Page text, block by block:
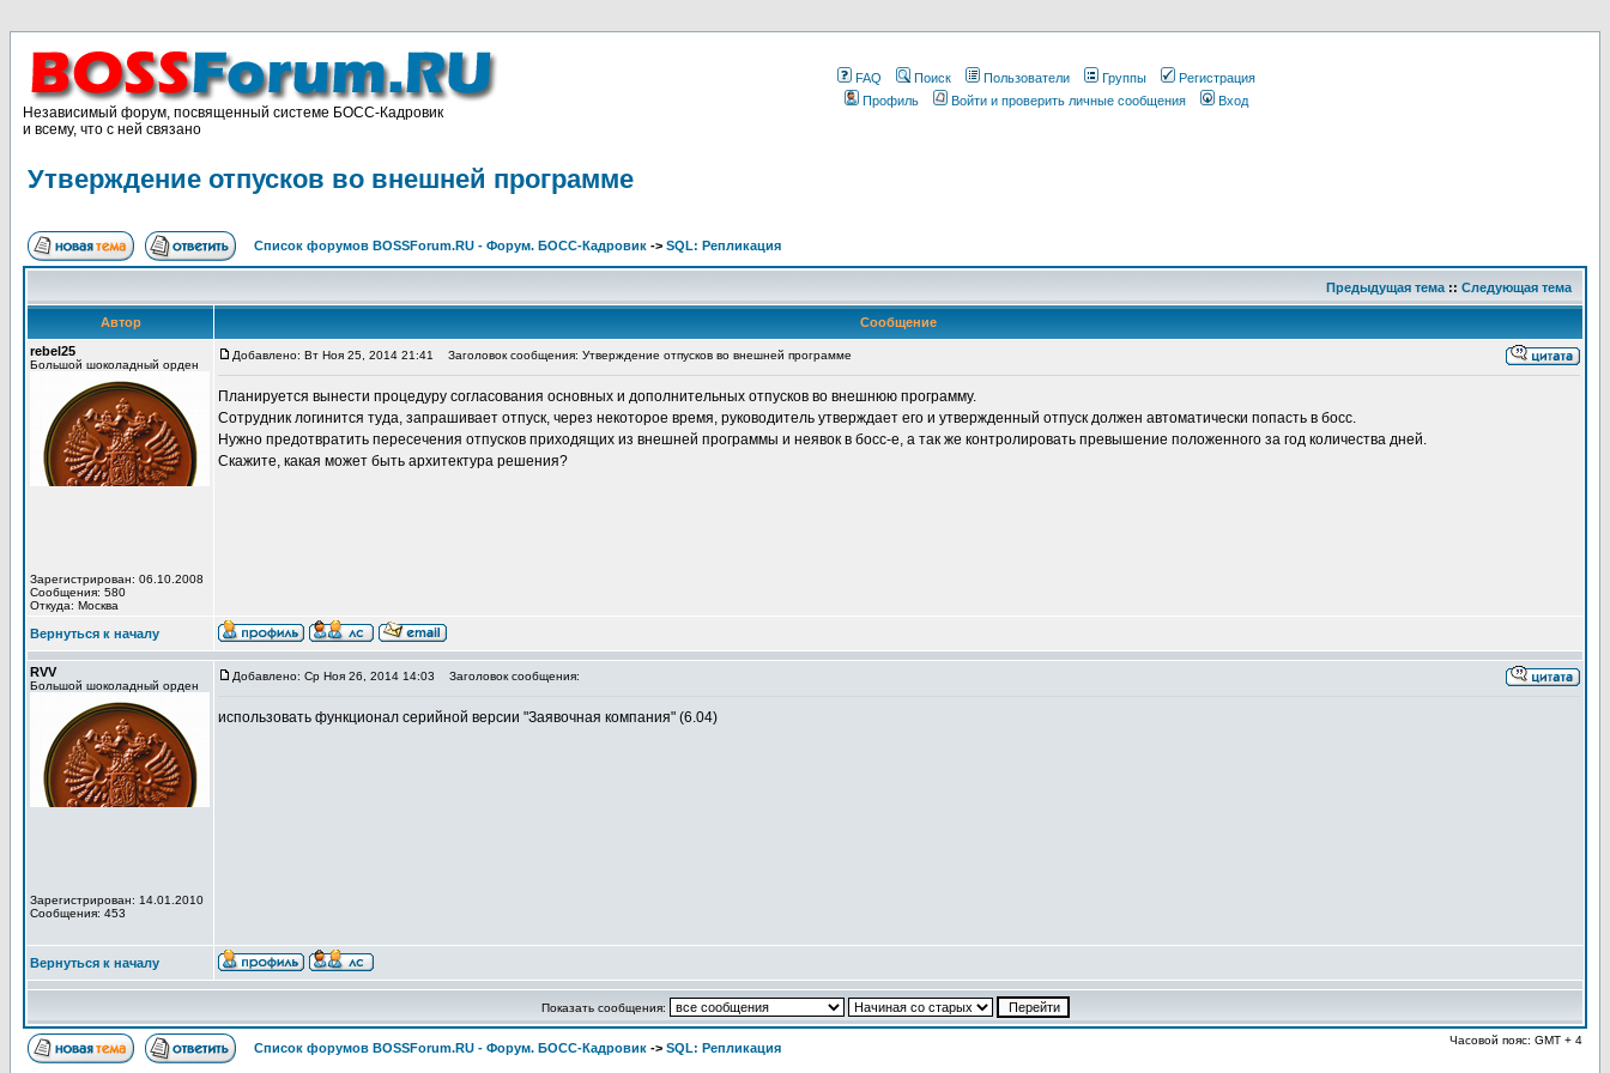
Независимый форум, посвященный системе БОСС-Кадровик
и всему, что с ней связано
FAQ Поиск Пользователи Группы
Регистрация
Профиль
Войти и проверить личные сообщения Вход
Утверждение отпусков во внешней программе
Список форумов BOSSForum.RU - Форум. БОСС-Кадровик -> SQL: Репликация
Предыдущая тема :: Следующая тема
Автор
Сообщение
rebel25
Большой шоколадный орден
Зарегистрирован: 06.10.2008
Сообщения: 580
Откуда: Москва
Добавлено: Вт Ноя 25, 2014 21:41 Заголовок сообщения: Утверждение отпусков во внешней программе
Планируется вынести процедуру согласования основных и дополнительных отпусков во внешнюю программу.
Сотрудник логинится туда, запрашивает отпуск, через некоторое время, руководитель утверждает его и утвержденный отпуск должен автоматически попасть в босс.
Нужно предотвратить пересечения отпусков приходящих из внешней программы и неявок в босс-е, а так же контролировать превышение положенного за год количества дней.
Скажите, какая может быть архитектура решения?
Вернуться к началу
RVV
Большой шоколадный орден
Зарегистрирован: 14.01.2010
Сообщения: 453
Добавлено: Ср Ноя 26, 2014 14:03 Заголовок сообщения:
использовать функционал серийной версии "Заявочная компания" (6.04)
Вернуться к началу
Показать сообщения:
Список форумов BOSSForum.RU - Форум. БОСС-Кадровик -> SQL: Репликация
Часовой пояс: GMT + 4